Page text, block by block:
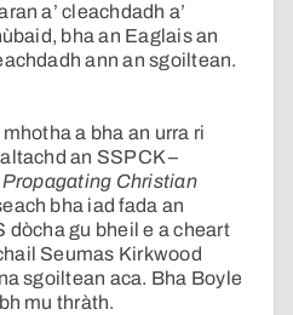
a’ cleachdadh a’
bha an Eaglais an
ann an sgoiltean.
mhotha a bha an urra ri
an SSPCK –
Christian
bha iad fada an
dòcha gu bheil e a cheart
Seumas Kirkwood
sgoiltean aca. Bha Boyle
mu thràth.